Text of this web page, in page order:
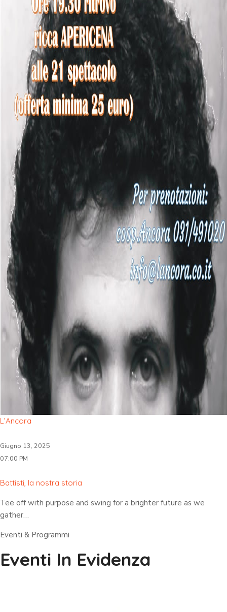
L’Ancora
Giugno 13, 2025
07:00 PM
Battisti, la nostra storia
Tee off with purpose and swing for a brighter future as we
gather…
Eventi & Programmi
Eventi In Evidenza